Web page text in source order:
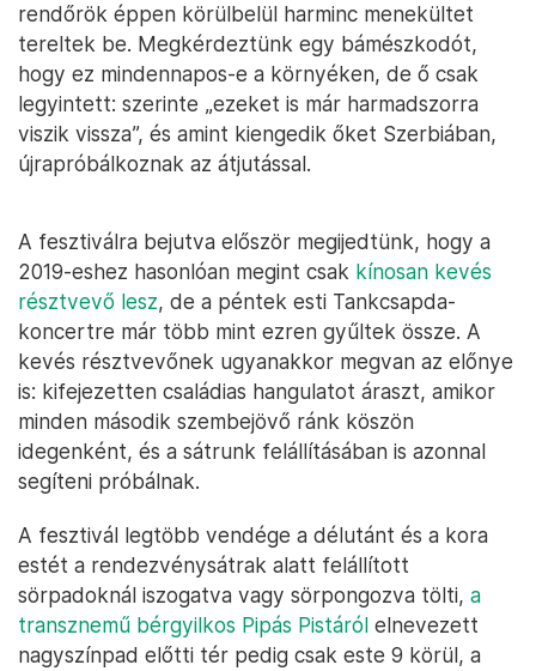
rendőrök éppen körülbelül harminc menekültet
tereltek be. Megkérdeztünk egy bámészkodót,
hogy ez mindennapos-e a környéken, de ő csak
legyintett: szerinte „ezeket is már harmadszorra
viszik vissza”, és amint kiengedik őket Szerbiában,
újrapróbálkoznak az átjutással.
A fesztiválra bejutva először megijedtünk, hogy a
2019-eshez hasonlóan megint csak kínosan kevés
résztvevő lesz, de a péntek esti Tankcsapda-
koncertre már több mint ezren gyűltek össze. A
kevés résztvevőnek ugyanakkor megvan az előnye
is: kifejezetten családias hangulatot áraszt, amikor
minden második szembejövő ránk köszön
idegenként, és a sátrunk felállításában is azonnal
segíteni próbálnak.
A fesztivál legtöbb vendége a délutánt és a kora
estét a rendezvénysátrak alatt felállított
sörpadoknál iszogatva vagy sörpongozva tölti, a
transznemű bérgyilkos Pipás Pistáról elnevezett
nagyszínpad előtti tér pedig csak este 9 körül, a